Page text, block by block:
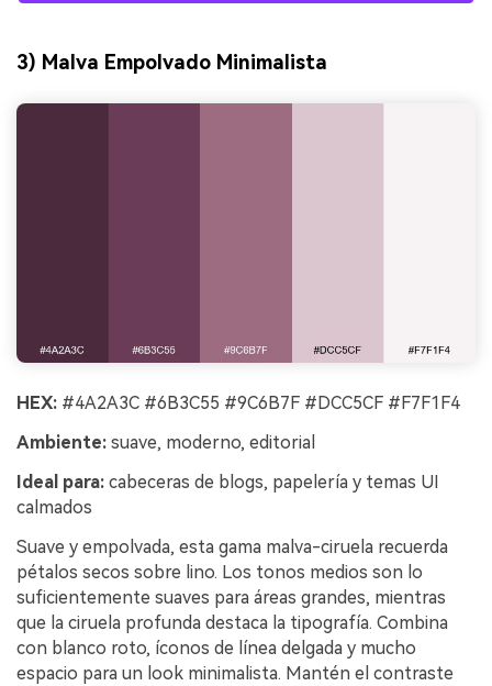
3) Malva Empolvado Minimalista
HEX: #4A2A3C #6B3C55 #9C6B7F #DCC5CF #F7F1F4
Ambiente: suave, moderno, editorial
Ideal para: cabeceras de blogs, papelería y temas UI
calmados
Suave y empolvada, esta gama malva-ciruela recuerda
pétalos secos sobre lino. Los tonos medios son lo
suficientemente suaves para áreas grandes, mientras
que la ciruela profunda destaca la tipografía. Combina
con blanco roto, íconos de línea delgada y mucho
espacio para un look minimalista. Mantén el contraste